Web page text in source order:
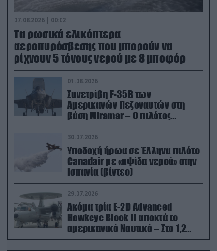
07.08.2026 | 00:02
Τα ρωσικά ελικόπτερα
αεροπυρόσβεσης που μπορούν να
ρίχνουν 5 τόνους νερού με 8 μποφόρ
01.08.2026
Συνετρίβη F-35B των
Αμερικανών Πεζοναυτών στη
βάση Miramar – Ο πιλότος
εκτινάχθηκε εγκαίρως
30.07.2026
Υποδοχή ήρωα σε Έλληνα πιλότο
Canadair με «αψίδα νερού» στην
Ισπανία (βίντεο)
29.07.2026
Ακόμα τρία E-2D Advanced
Hawkeye Block II αποκτά το
αμερικανικό Ναυτικό – Στο 1,2
δισ.δολάρια το κόστος